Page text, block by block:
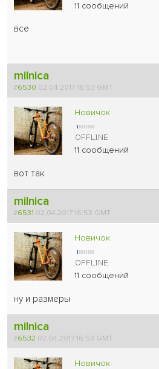
11 сообщений
все
milnica
#6530 02.04.2017 16:53 GMT
Новичок
11 сообщений
вот так
milnica
#6531 02.04.2017 16:53 GMT
Новичок
11 сообщений
ну и размеры
milnica
#6532 02.04.2017 16:53 GMT
Новичок